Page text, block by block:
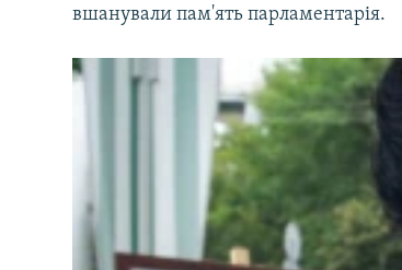
вшанували пам'ять парламентарія.